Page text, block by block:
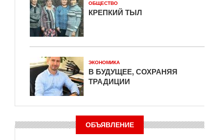
ОБЩЕСТВО
КРЕПКИЙ ТЫЛ
ЭКОНОМИКА
В БУДУЩЕЕ, СОХРАНЯЯ
ТРАДИЦИИ
ОБЪЯВЛЕНИЕ